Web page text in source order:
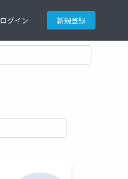
ログイン 新規登録